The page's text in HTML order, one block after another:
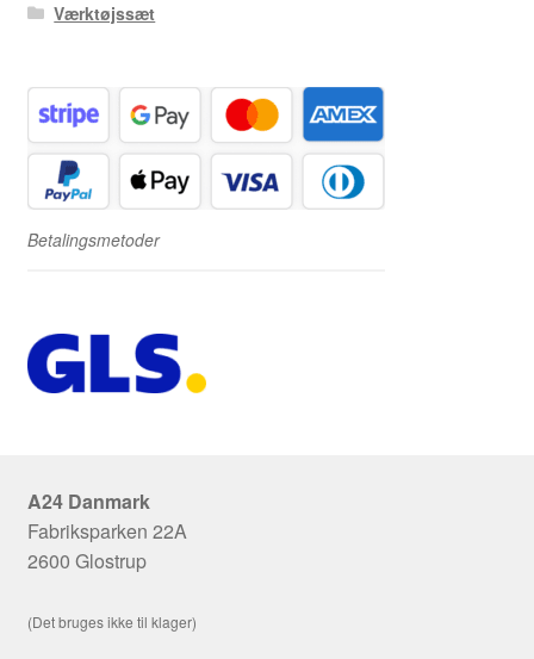
Værktøjssæt
Betalingsmetoder
A24 Danmark
Fabriksparken 22A
2600 Glostrup
(Det bruges ikke til klager)